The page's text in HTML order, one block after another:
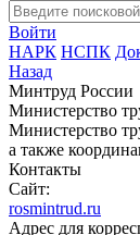
Войти
НАРК НСПК
Назад
Минтруд России
Министерство
Министерство
а также
Контакты
Сайт:
rosmintrud.ru
Адрес для